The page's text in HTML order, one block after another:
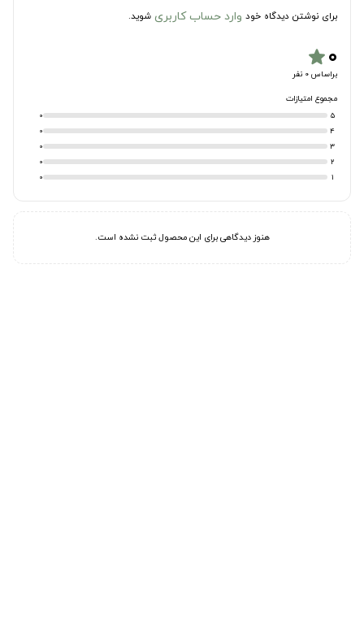
برای نوشتن دیدگاه خود وارد حساب کاربری شوید.
۰star
براساس 0 نفر
مجموع امتیازات
5
0
4
0
3
0
2
0
1
0
هنوز دیدگاهی برای این محصول ثبت نشده است.